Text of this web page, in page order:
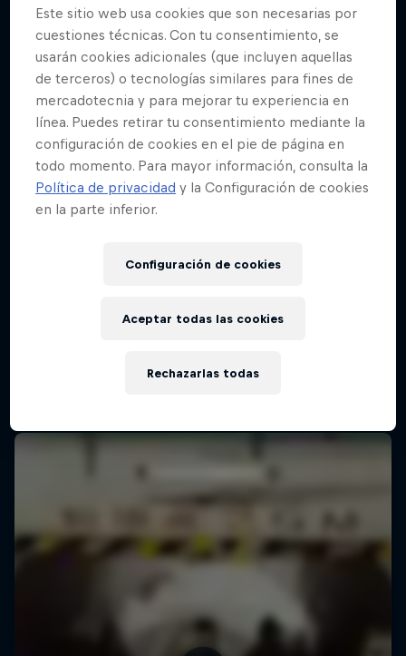
Este sitio web usa cookies que son necesarias por
cuestiones técnicas. Con tu consentimiento, se
usarán cookies adicionales (que incluyen aquellas
de terceros) o tecnologías similares para fines de
mercadotecnia y para mejorar tu experiencia en
línea. Puedes retirar tu consentimiento mediante la
configuración de cookies en el pie de página en
todo momento. Para mayor información, consulta la
Política de privacidad y la Configuración de cookies
en la parte inferior.
Configuración de cookies
Rechazarlas todas
Aceptar todas las cookies